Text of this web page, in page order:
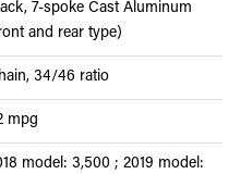
7-spoke Cast Aluminum
and rear type)
34/46 ratio
mpg
model: 3,500 ; 2019 model: